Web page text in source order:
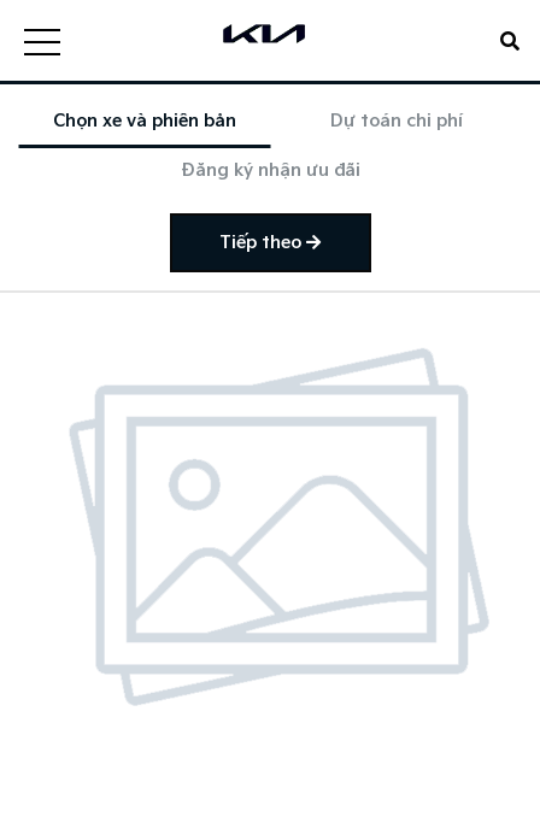
Chọn xe và phiên bản Dự toán chi phí
Đăng ký nhận ưu đãi
Tiếp theo